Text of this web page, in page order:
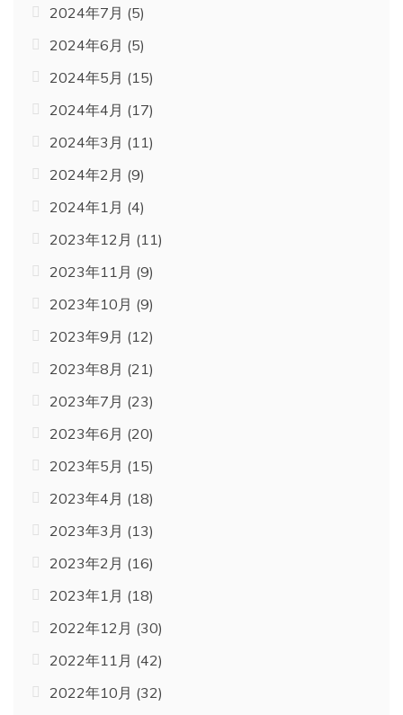
2024年7月 (5)
2024年6月 (5)
2024年5月 (15)
2024年4月 (17)
2024年3月 (11)
2024年2月 (9)
2024年1月 (4)
2023年12月 (11)
2023年11月 (9)
2023年10月 (9)
2023年9月 (12)
2023年8月 (21)
2023年7月 (23)
2023年6月 (20)
2023年5月 (15)
2023年4月 (18)
2023年3月 (13)
2023年2月 (16)
2023年1月 (18)
2022年12月 (30)
2022年11月 (42)
2022年10月 (32)